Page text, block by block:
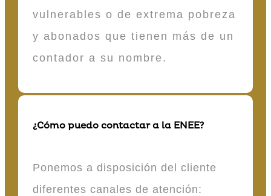
vulnerables o de extrema pobreza
y abonados que tienen más de un
contador a su nombre.
¿Cómo puedo contactar a la ENEE?
Ponemos a disposición del cliente
diferentes canales de atención: